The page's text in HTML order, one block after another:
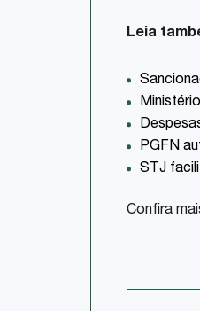
Leia
PGFN
STJ
Confira